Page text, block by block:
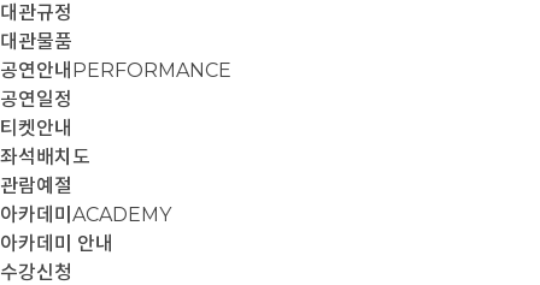
대관규정
대관물품
공연안내 PERFORMANCE
공연일정
티켓안내
좌석배치도
관람예절
아카데미 ACADEMY
아카데미 안내
수강신청